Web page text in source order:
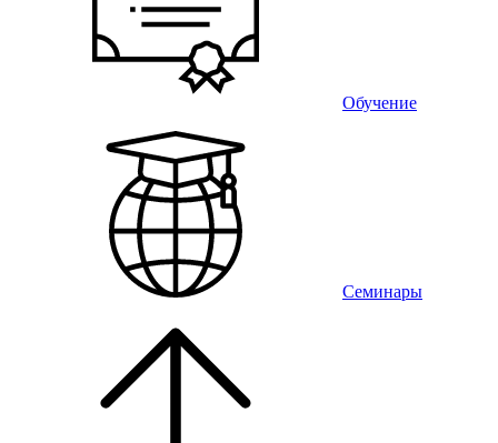
Обучение
Семинары